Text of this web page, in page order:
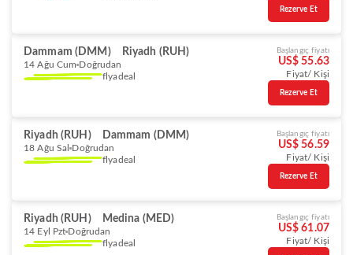
Rezerve Et
Dammam (DMM) Riyadh (RUH)
14 Ağu Cum Doğrudan
flyadeal
Başlangıç fiyatı
US$ 55.63
Fiyat/ Kişi
Rezerve Et
Riyadh (RUH) Dammam (DMM)
18 Ağu Sal Doğrudan
flyadeal
Başlangıç fiyatı
US$ 56.59
Fiyat/ Kişi
Rezerve Et
Riyadh (RUH) Medina (MED)
14 Eyl Pzt Doğrudan
flyadeal
Başlangıç fiyatı
US$ 61.07
Fiyat/ Kişi